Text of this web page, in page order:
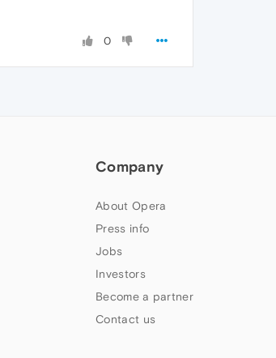
0
Company
About Opera
Press info
Jobs
Investors
Become a partner
Contact us